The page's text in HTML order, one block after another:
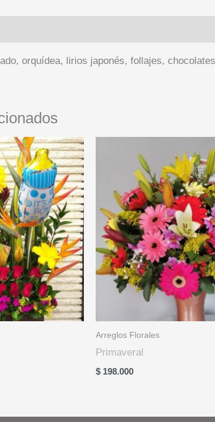
orquídea, lirios japonés, follajes,
Arreglos Florales
Primaveral
$ 198.000